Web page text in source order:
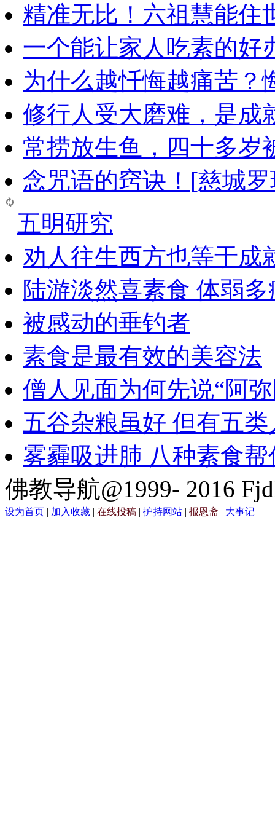
精准无比！六祖慧能住
一个能让家人吃素的好
为什么越忏悔越痛苦？
修行人受大磨难，是成
常捞放生鱼，四十多岁
念咒语的窍诀！[慈城
五明研究
劝人往生西方也等于成
陆游淡然喜素食 体弱
被感动的垂钓者
素食是最有效的美容法
僧人见面为何先说“阿
五谷杂粮虽好 但有五
雾霾吸进肺 八种素食帮
佛教导航@1999- 2016
设为首页 | 加入收藏 | 在线投稿 | 护持网站 | 报恩斋 | 大事记 |